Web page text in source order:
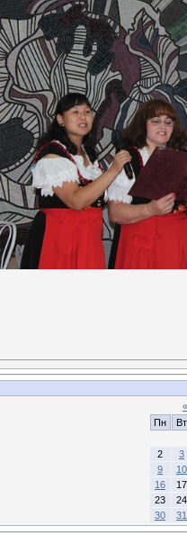
«
Пн
Вт
2
3
9
10
16
17
23
24
30
31